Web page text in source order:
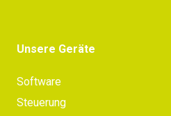
Unsere Geräte
Software
Steuerung